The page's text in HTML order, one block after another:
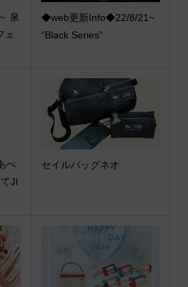
泉
ェ
◆web更新Info◆22/8/21~
“Black Series”
べ
JI
セイルバッグネオ